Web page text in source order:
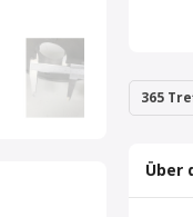
365
Über